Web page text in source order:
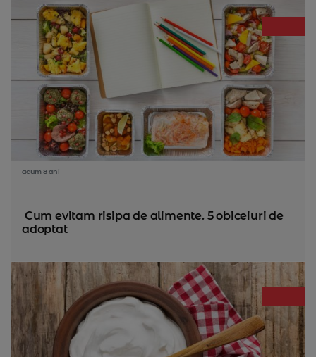
acum 8 ani
Cum evitam risipa de alimente. 5 obiceiuri de
adoptat